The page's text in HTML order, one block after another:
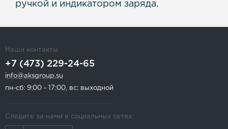
ручкой и индикатором заряда.
Наши контакты
+7 (473) 229-24-65
info@aksgroup.su
пн-сб: 9:00 - 17:00, вс: выходной
Следите за нами в социальных сетях: